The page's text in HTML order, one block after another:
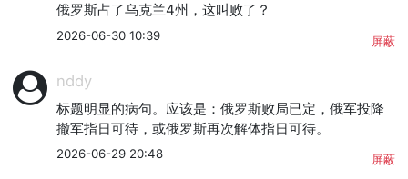
俄罗斯占了乌克兰4州，这叫败了？
2026-06-30 10:39 屏蔽
nddy
标题明显的病句。应该是：俄罗斯败局已定，俄军投降
撤军指日可待，或俄罗斯再次解体指日可待。
2026-06-29 20:48 屏蔽